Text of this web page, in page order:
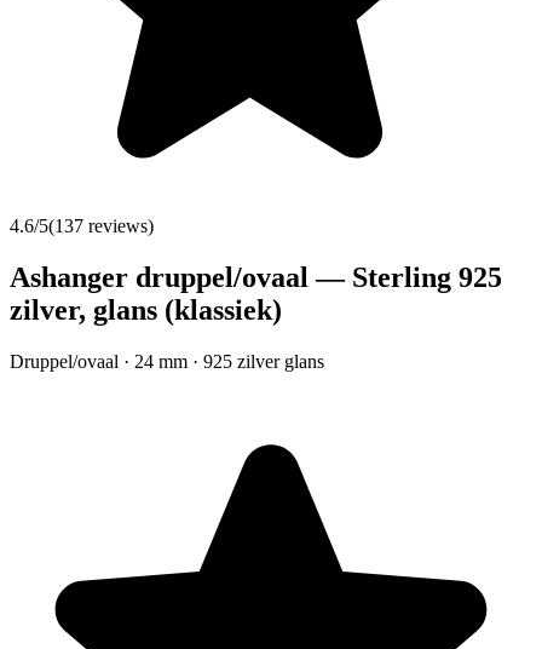
4.6/5(137 reviews)
Ashanger druppel/ovaal — Sterling 925
zilver, glans (klassiek)
Druppel/ovaal · 24 mm · 925 zilver glans